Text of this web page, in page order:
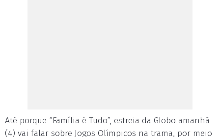
Até porque “Família é Tudo”, estreia da Globo amanhã
(4) vai falar sobre Jogos Olímpicos na trama, por meio